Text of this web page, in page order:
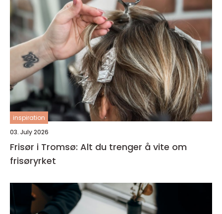
inspiration
03. July 2026
Frisør i Tromsø: Alt du trenger å vite om
frisøryrket